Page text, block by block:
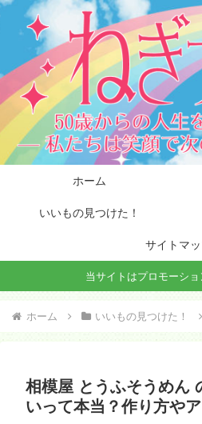
ホーム
いいもの見つけた！
サイトマ
当サイトはプロモーショ
ホーム いいもの見つけた！
相模屋 とうふそうめん
いって本当？作り方や